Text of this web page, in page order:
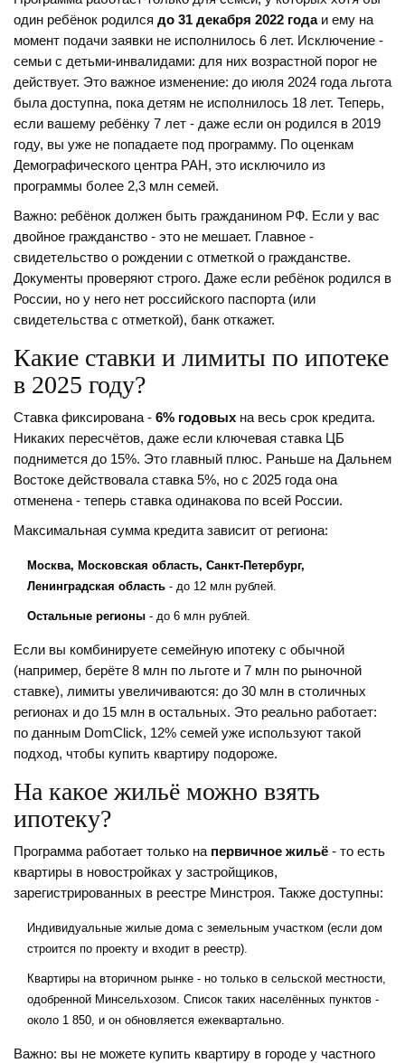
один ребёнок родился до 31 декабря 2022 годаи ему на
момент подачи заявки не исполнилось 6 лет. Исключение -
семьи с детьми-инвалидами: для них возрастной порог не
действует. Это важное изменение: до июля 2024 года льгота
была доступна, пока детям не исполнилось 18 лет. Теперь,
если вашему ребёнку 7 лет - даже если он родился в 2019
году, вы уже не попадаете под программу. По оценкам
Демографического центра РАН, это исключило из
программы более 2,3 млн семей.
Важно: ребёнок должен быть гражданином РФ. Если у вас
двойное гражданство - это не мешает. Главное -
свидетельство о рождении с отметкой о гражданстве.
Документы проверяют строго. Даже если ребёнок родился в
России, но у него нет российского паспорта (или
свидетельства с отметкой), банк откажет.
Какие ставки и лимиты по ипотеке
в 2025 году?
Ставка фиксирована - 6% годовых на весь срок кредита.
Никаких пересчётов, даже если ключевая ставка ЦБ
поднимется до 15%. Это главный плюс. Раньше на Дальнем
Востоке действовала ставка 5%, но с 2025 года она
отменена - теперь ставка одинакова по всей России.
Максимальная сумма кредита зависит от региона:
Москва, Московская область, Санкт-Петербург,
Ленинградская область - до 12 млн рублей.
Остальные регионы - до 6 млн рублей.
Если вы комбинируете семейную ипотеку с обычной
(например, берёте 8 млн по льготе и 7 млн по рыночной
ставке), лимиты увеличиваются: до 30 млн в столичных
регионах и до 15 млн в остальных. Это реально работает:
по данным DomClick, 12% семей уже используют такой
подход, чтобы купить квартиру подороже.
На какое жильё можно взять
ипотеку?
Программа работает только на первичное жильё - то есть
квартиры в новостройках у застройщиков,
зарегистрированных в реестре Минстроя. Также доступны:
Индивидуальные жилые дома с земельным участком (если дом
строится по проекту и входит в реестр).
Квартиры на вторичном рынке - но только в сельской местности,
одобренной Минсельхозом. Список таких населённых пунктов -
около 1 850, и он обновляется ежеквартально.
Важно: вы не можете купить квартиру в городе у частного